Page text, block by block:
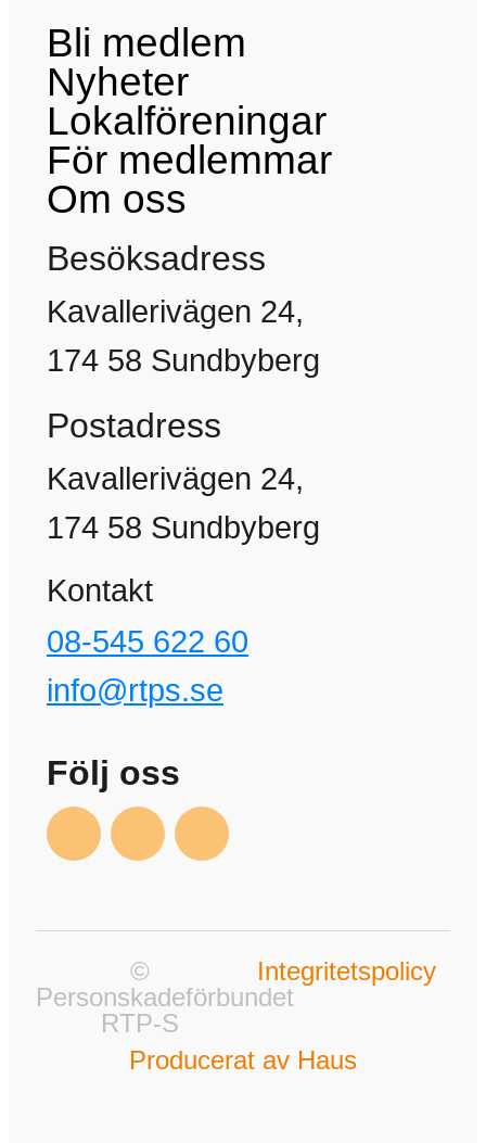
Bli medlem
Nyheter
Lokalföreningar
För medlemmar
Om oss
Besöksadress
Kavallerivägen 24,
174 58 Sundbyberg
Postadress
Kavallerivägen 24,
174 58 Sundbyberg
Kontakt
08-545 622 60
info@rtps.se
Följ oss
©
Personskadeförbundet
RTP-S
Integritetspolicy
Producerat av Haus